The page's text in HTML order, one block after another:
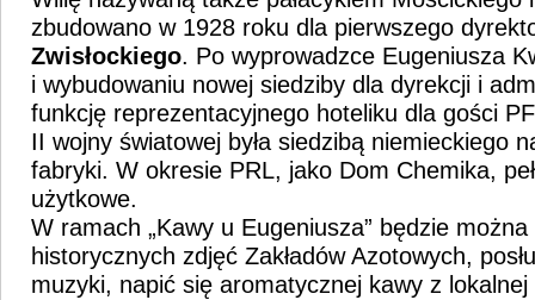
zbudowano w 1928 roku dla pierwszego
Zwisłockiego. Po wyprowadzce Eugeniusza
i wybudowaniu nowej siedziby dla dyrekcji i
funkcję reprezentacyjnego hoteliku dla gości
II wojny światowej była siedzibą niemieckiego
fabryki. W okresie PRL, jako Dom Chemika,
użytkowe.
W ramach „Kawy u Eugeniusza” będzie
historycznych zdjęć Zakładów Azotowych,
muzyki, napić się aromatycznej kawy z